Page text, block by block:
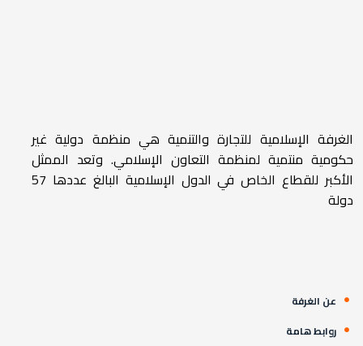
الغرفة الإسلامية للتجارة والتنمية هي منظمة دولية غير
حكومية منتمية لمنظمة التعاون الإسلامي. وتعد الممثل
الأكبر للقطاع الخاص في الدول الإسلامية البالغ عددها 57
دولة
عن الغرفة
روابط هامة